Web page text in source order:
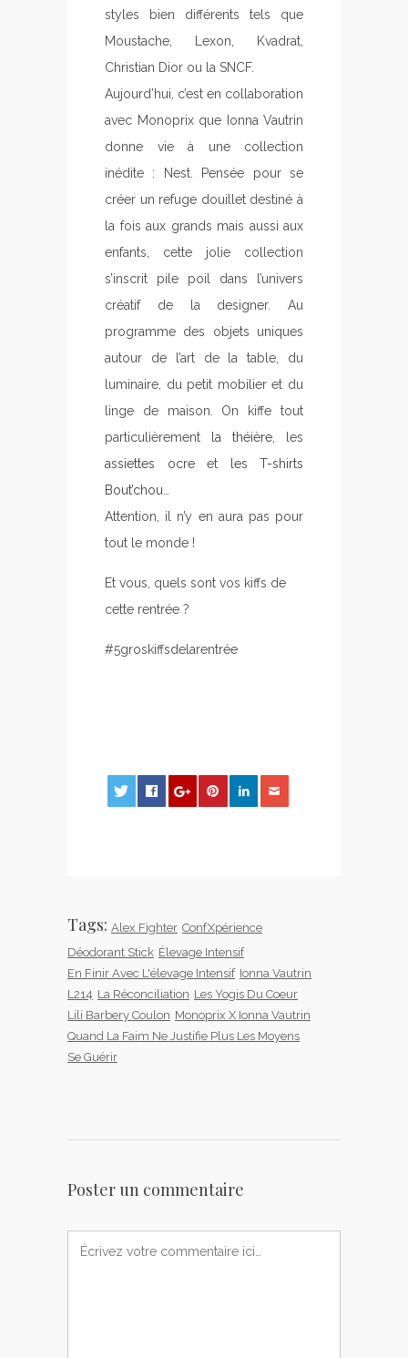
styles bien différents tels que
Moustache, Lexon, Kvadrat,
Christian Dior ou la SNCF.
Aujourd’hui, c’est en collaboration
avec Monoprix que Ionna Vautrin
donne vie à une collection
inédite : Nest. Pensée pour se
créer un refuge douillet destiné à
la fois aux grands mais aussi aux
enfants, cette jolie collection
s’inscrit pile poil dans l’univers
créatif de la designer. Au
programme des objets uniques
autour de l’art de la table, du
luminaire, du petit mobilier et du
linge de maison. On kiffe tout
particulièrement la théière, les
assiettes ocreet les T-shirts
Bout’chou…
Attention, il n’y en aura pas pour
tout le monde !
Et vous, quels sont vos kiffs de
cette rentrée ?
#5groskiffsdelarentrée
Tags: Alex Fighter ConfXpérience
Déodorant Stick Élevage Intensif
En Finir Avec L'élevage Intensif Ionna Vautrin
L214 La Réconciliation Les Yogis Du Coeur
Lili Barbery Coulon Monoprix X Ionna Vautrin
Quand La Faim Ne Justifie Plus Les Moyens
Se Guérir
Poster un commentaire